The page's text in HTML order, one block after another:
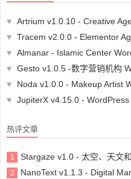
♥ Artrium v1.0.10 - Creative
♥ Tracem v2.0.0 - Elementor Agency
♥ Almanar - Islamic Center
♥ Gesto v1.0.5 -数字营销机构
♥
Noda v1.0.0 - Makeup Artist
♥ JupiterX v4.15.0 - WordPress 和
热评文章
1 Stargaze v1.0 - 太空、天文
2 NanoText v1.1.3 - Digital